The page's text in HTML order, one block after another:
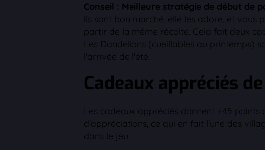
Conseil : Meilleure stratégie de début de
ils sont bon marché, elle les adore, et vous
partir de la même récolte. Cela fait deux
Les Dandelions (cueillables au printemps)
l'arrivée de l'été.
Cadeaux appréciés
Les cadeaux appréciés donnent +45
d'appréciations, ce qui en fait l'une des
dans le jeu.